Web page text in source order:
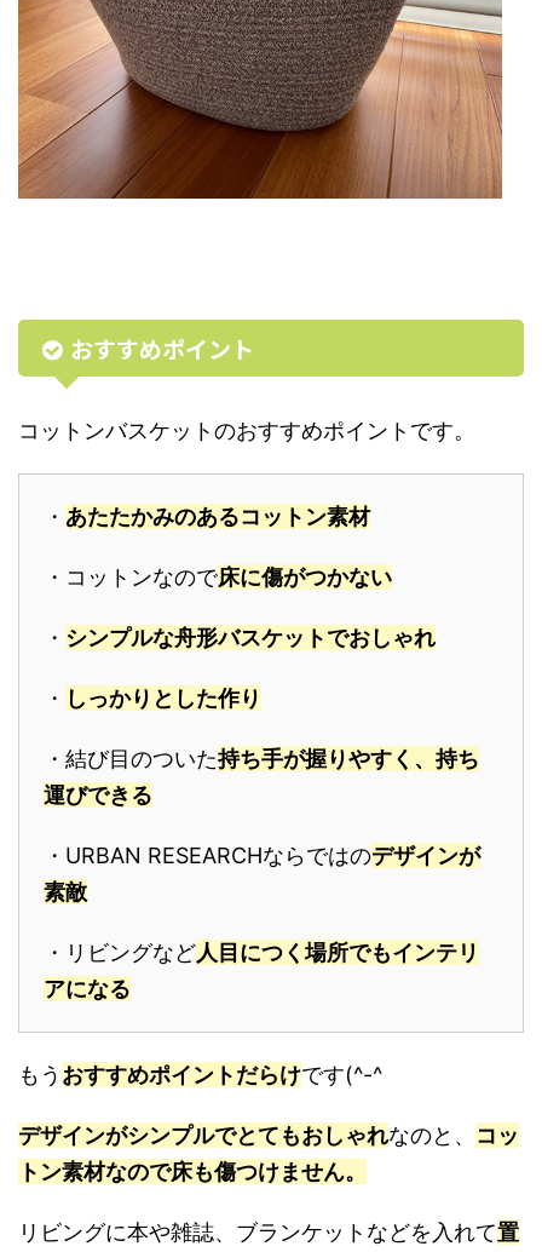
おすすめポイント
コットンバスケットのおすすめポイントです。
・ あたたかみのあるコットン素材
・コットンなので床に傷がつかない
・ シンプルな舟形バスケットでおしゃれ
・ しっかりとした作り
・結び目のついた持ち手が握りやすく、持ち
運びできる
・URBAN RESEARCHならではのデザインが
素敵
・リビングなど人目につく場所でもインテリ
アになる
もう おすすめポイントだらけです(^-^
デザインがシンプルでとてもおしゃれなのと、 コッ
トン素材なので床も傷つけません。
リビングに本や雑誌、ブランケットなどを入れて置